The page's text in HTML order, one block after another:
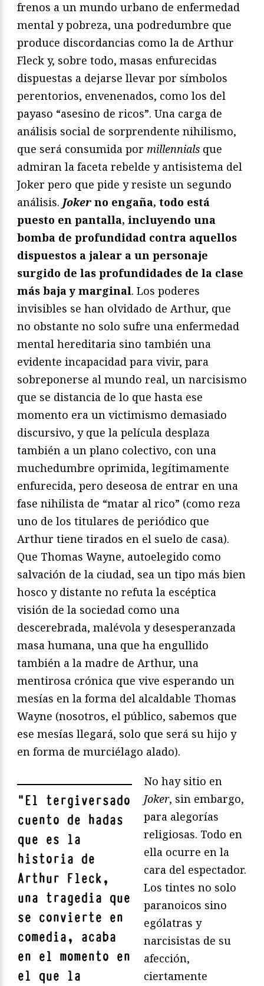
frenos a un mundo urbano de enfermedad
mental y pobreza, una podredumbre que
produce discordancias como la de Arthur
Fleck y, sobre todo, masas enfurecidas
dispuestas a dejarse llevar por símbolos
perentorios, envenenados, como los del
payaso “asesino de ricos”. Una carga de
análisis social de sorprendente nihilismo,
que será consumida por millennials que
admiran la faceta rebelde y antisistema del
Joker pero que pide y resiste un segundo
análisis. Joker no engaña, todo está
puesto en pantalla, incluyendo una
bomba de profundidad contra aquellos
dispuestos a jalear a un personaje
surgido de las profundidades de la clase
más baja y marginal. Los poderes
invisibles se han olvidado de Arthur, que
no obstante no solo sufre una enfermedad
mental hereditaria sino también una
evidente incapacidad para vivir, para
sobreponerse al mundo real, un narcisismo
que se distancia de lo que hasta ese
momento era un victimismo demasiado
discursivo, y que la película desplaza
también a un plano colectivo, con una
muchedumbre oprimida, legítimamente
enfurecida, pero deseosa de entrar en una
fase nihilista de “matar al rico” (como reza
uno de los titulares de periódico que
Arthur tiene tirados en el suelo de casa).
Que Thomas Wayne, autoelegido como
salvación de la ciudad, sea un tipo más bien
hosco y distante no refuta la escéptica
visión de la sociedad como una
descerebrada, malévola y desesperanzada
masa humana, una que ha engullido
también a la madre de Arthur, una
mentirosa crónica que vive esperando un
mesías en la forma del alcaldable Thomas
Wayne (nosotros, el público, sabemos que
ese mesías llegará, solo que será su hijo y
en forma de murciélago alado).
"El tergiversado
cuento de hadas
que es la
historia de
Arthur Fleck,
una tragedia que
se convierte en
comedia, acaba
en el momento en
el que la
No hay sitio en
Joker, sin embargo,
para alegorías
religiosas. Todo en
ella ocurre en la
cara del espectador.
Los tintes no solo
paranoicos sino
ególatras y
narcisistas de su
afección,
ciertamente